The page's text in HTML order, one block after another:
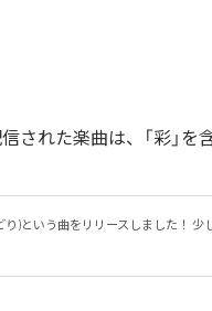
された楽曲は、「彩」を
)という曲をリリースしました！ 少